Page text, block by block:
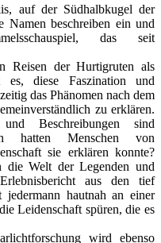
auf der Südhalbkugel der
Namen beschreiben ein und
das seit
Reisen der Hurtigruten als
diese Faszination und
das Phänomen nach dem
zu erklären.
Beschreibungen sind
hatten Menschen von
sie erklären konnte?
Welt der Legenden und
aus den tief
jedermann hautnah an einer
Leidenschaft spüren, die es
wird ebenso